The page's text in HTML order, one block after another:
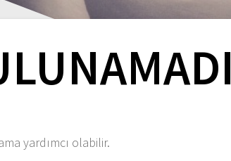
yardımcı olabilir.